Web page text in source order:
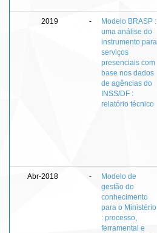
2019 -
Modelo BRASP :
uma análise do
instrumento para
serviços
presenciais com
base nos dados
de agências do
INSS/DF :
relatório técnico
Abr-2018 -
Modelo de
gestão do
conhecimento
para o Ministério
: processo,
ferramental e